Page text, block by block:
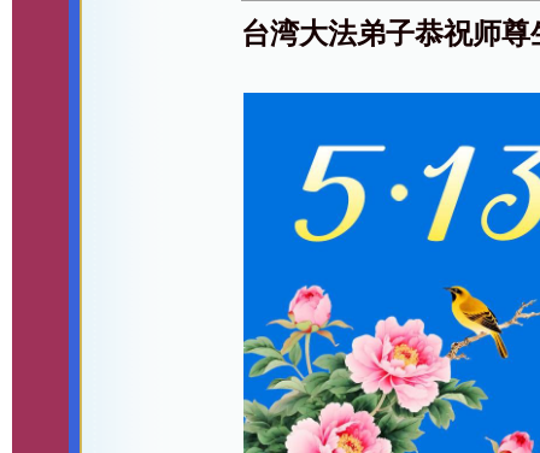
台湾大法弟子恭祝师